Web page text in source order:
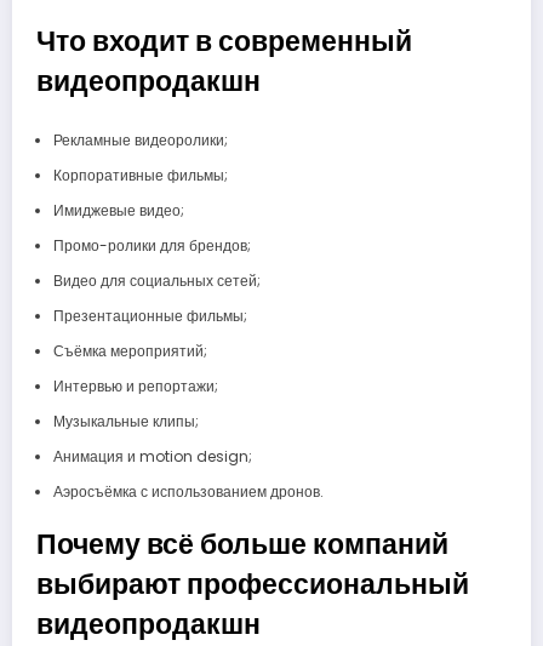
Что входит в современный
видеопродакшн
Рекламные видеоролики;
Корпоративные фильмы;
Имиджевые видео;
Промо-ролики для брендов;
Видео для социальных сетей;
Презентационные фильмы;
Съёмка мероприятий;
Интервью и репортажи;
Музыкальные клипы;
Анимация и motion design;
Аэросъёмка с использованием дронов.
Почему всё больше компаний
выбирают профессиональный
видеопродакшн